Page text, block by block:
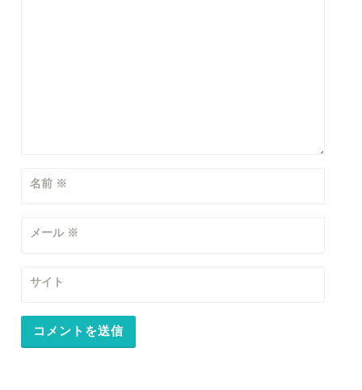
名前 ※
メール ※
サイト